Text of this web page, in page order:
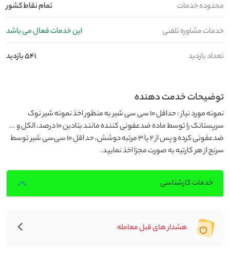
محدوده خدمات تمام نقاط کشور
خدمات مشاوره تلفنی این خدمات فعال می باشد
تعداد بازدید 541 بازدید
توضیحات خدمت دهنده
نمونه مورد نیاز : حداقل 10 سی سی شیر به منظور اخذ نمونه شیر نوک
سرپستانک را توسط ماده ضدعفونی کننده مانند بتادین 10 درصد، الکل و ...
ضدعفونی کرده و پس از 2 یا 3 مرتبه دوشش، حد اقل 10 سی‌سی شیر توسط
سرنج از هر کارتیه به صورت مجزا اخذ نمایید.
خدمات کارشناسی
هشدار های قبل معامله